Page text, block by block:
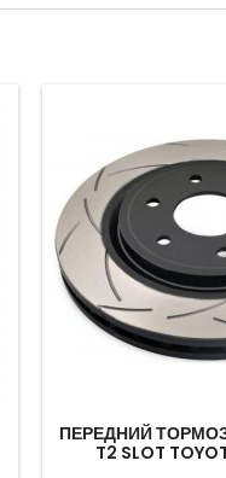
ПЕРЕДНИЙ
T2 SLOT